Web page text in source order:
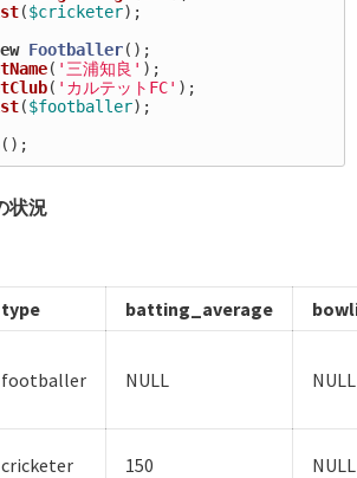
($cricketer);
Footballer();
( '三浦知良' );
( 'カルテットFC' );
($footballer);
();
状況
type batting_average
footballer NULL NULL
cricketer 150 NULL